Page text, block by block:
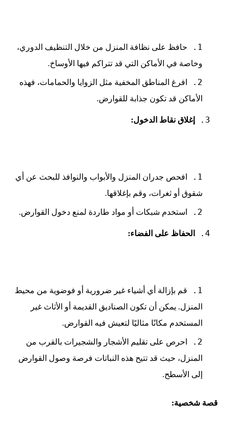
حافظ على نظافة المنزل من خلال التنظيف الدوري،
وخاصة في الأماكن التي قد تتراكم فيها الأوساخ.
افرغ المناطق المخفية مثل الزوايا والحمامات، فهذه
الأماكن قد تكون جذابة للقوارض.
إغلاق نقاط الدخول:
افحص جدران المنزل والأبواب والنوافذ للبحث عن أي
شقوق أو ثغرات، وقم بإغلاقها.
استخدم شبكات أو مواد طاردة لمنع دخول القوارض.
الحفاظ على الفضاء:
قم بإزالة أي أشياء غير ضرورية أو فوضوية من محيط
المنزل. يمكن أن تكون الصناديق القديمة أو الأثاث غير
المستخدم مكانًا مثاليًا لتعيش فيه القوارض.
احرص على تقليم الأشجار والشجيرات بالقرب من
المنزل، حيث قد تتيح هذه النباتات فرصة وصول القوارض
إلى الأسطح.
قصة شخصية: